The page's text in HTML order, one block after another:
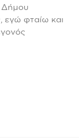
Δήμου
εγώ φταίω και